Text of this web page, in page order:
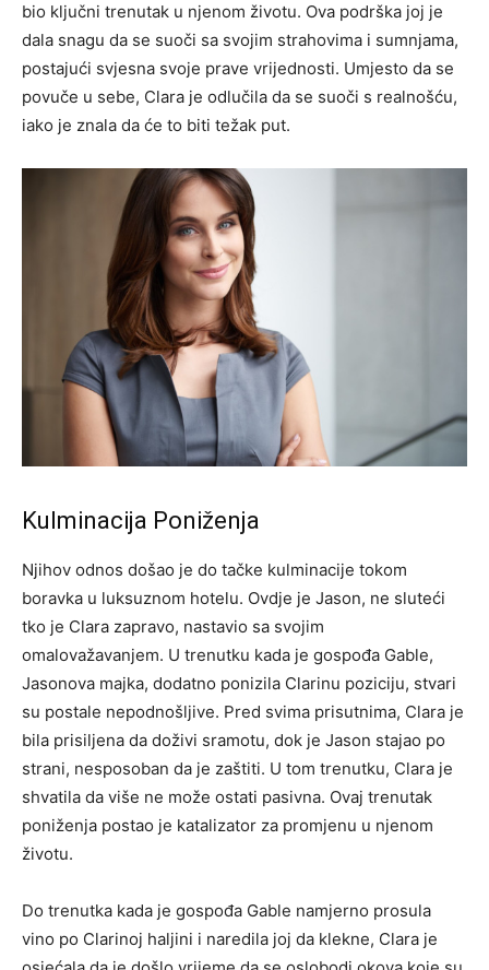
bio ključni trenutak u njenom životu. Ova podrška joj je
dala snagu da se suoči sa svojim strahovima i sumnjama,
postajući svjesna svoje prave vrijednosti. Umjesto da se
povuče u sebe, Clara je odlučila da se suoči s realnošću,
iako je znala da će to biti težak put.
Kulminacija Poniženja
Njihov odnos došao je do tačke kulminacije tokom
boravka u luksuznom hotelu. Ovdje je Jason, ne sluteći
tko je Clara zapravo, nastavio sa svojim
omalovažavanjem. U trenutku kada je gospođa Gable,
Jasonova majka, dodatno ponizila Clarinu poziciju, stvari
su postale nepodnošljive. Pred svima prisutnima, Clara je
bila prisiljena da doživi sramotu, dok je Jason stajao po
strani, nesposoban da je zaštiti. U tom trenutku, Clara je
shvatila da više ne može ostati pasivna. Ovaj trenutak
poniženja postao je katalizator za promjenu u njenom
životu.
Do trenutka kada je gospođa Gable namjerno prosula
vino po Clarinoj haljini i naredila joj da klekne, Clara je